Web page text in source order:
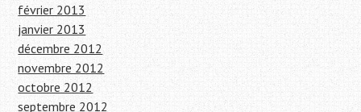
février 2013
janvier 2013
décembre 2012
novembre 2012
octobre 2012
septembre 2012